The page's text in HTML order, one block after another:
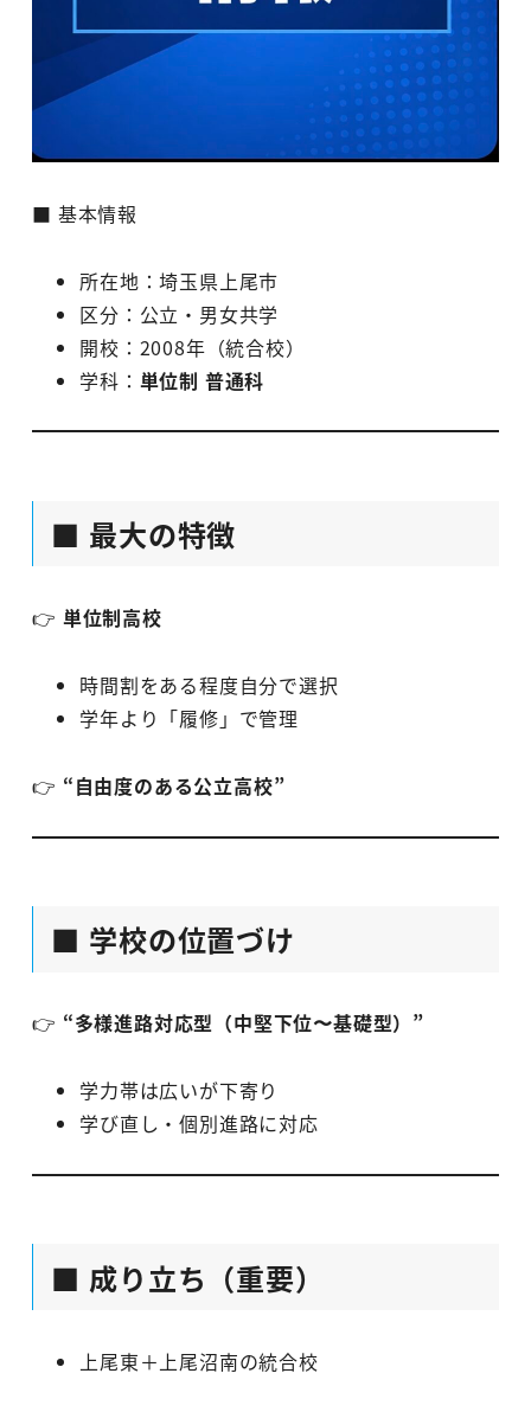
■ 基本情報
所在地：埼玉県上尾市
区分：公立・男女共学
開校：2008年（統合校）
学科： 単位制 普通科
■ 最大の特徴
👉 単位制高校
時間割をある程度自分で選択
学年より「履修」で管理
👉 “自由度のある公立高校”
■ 学校の位置づけ
👉 “多様進路対応型（中堅下位〜基礎型）”
学力帯は広いが下寄り
学び直し・個別進路に対応
■ 成り立ち（重要）
上尾東＋上尾沼南の統合校